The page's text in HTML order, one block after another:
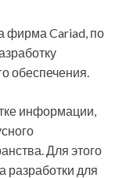
фирма Cariad, по
обеспечения.
информации,
Для этого
разработки для